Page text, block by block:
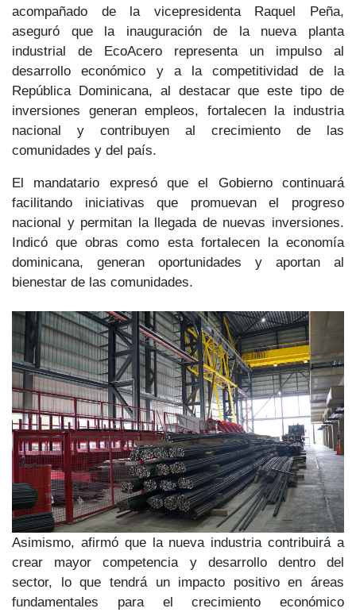
acompañado de la vicepresidenta
Raquel Peña,
aseguró que la inauguración de la nueva planta
industrial de EcoAcero representa un
impulso al
desarrollo económico y a la competitividad de la
República Dominicana, al destacar que este tipo de
inversiones generan empleos, fortalecen la industria
nacional y contribuyen al crecimiento de las
comunidades y del país.
El mandatario expresó que el Gobierno continuará
facilitando
iniciativas que promuevan el progreso
nacional y permitan la llegada de nuevas inversiones.
Indicó que obras como esta fortalecen la economía
dominicana, generan oportunidades y aportan al
bienestar de las comunidades.
Asimismo, afirmó que la nueva industria contribuirá a
crear mayor competencia y desarrollo dentro del
sector, lo que tendrá un impacto positivo en áreas
fundamentales para el crecimiento económico